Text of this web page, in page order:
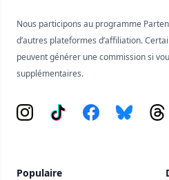
Nous participons au programme
d’autres plateformes d’affiliation.
peuvent générer une commission si
supplémentaires.
Instagram
Tiktok FacebookBluesky
Populaire